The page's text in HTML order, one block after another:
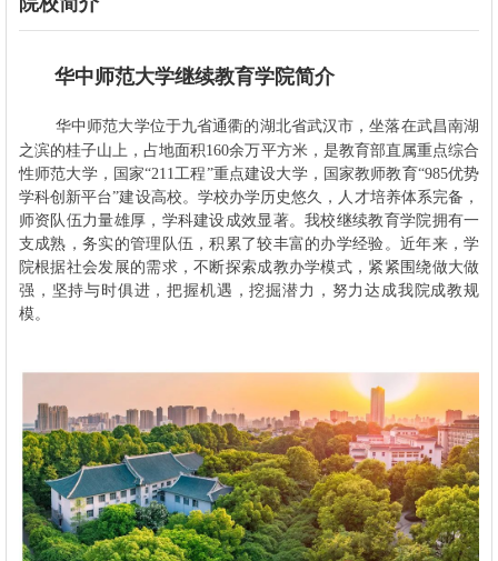
华中师范大学继续教育学院简介
华中师范大学位于九省通衢的湖北省武汉市，坐落在武昌南湖
之滨的桂子山上，占地面积160余万平方米，是教育部直属重点综合
性师范大学，国家“211工程”重点建设大学，国家教师教育“985优势
学科创新平台”建设高校。学校办学历史悠久，人才培养体系完备，
师资队伍力量雄厚，学科建设成效显著。我校继续教育学院拥有一
支成熟，务实的管理队伍，积累了较丰富的办学经验。近年来，学
院根据社会发展的需求，不断探索成教办学模式，紧紧围绕做大做
强，坚持与时俱进，把握机遇，挖掘潜力，努力达成我院成教规
模。